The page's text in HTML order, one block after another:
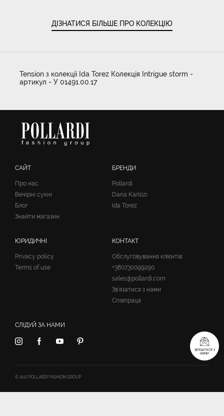
ДІЗНАТИСЯ БІЛЬШЕ ПРО КОЛЕКЦІЮ
Tension з колекції Ida Torez Колекція Intrigue storm -
артикул - У 01491.00.17
САЙТ
Про нас
Вечірні сукні
Блог
Знайти магазин
БРЕНДИ
Pollardi
Daria Karlozi
Ida Torez
ЮРИДИЧНІ
Privacy policy
Terms of use
КОНТАКТ
Обслуговування клієнтів:
+380730099290
sales@pollardi.com
Зв’язатися з нами
Співпраця
СЛІДУЙ ЗА НАМИ
© 2017 POLLARDI FASHION GROUP
ЗВ’ЯЗАТИСЯ З
НАМИ